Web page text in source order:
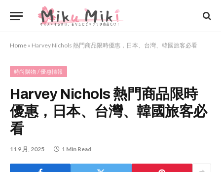
Home » Harvey Nichols 熱門商品限時優惠，日本、台灣、韓國旅客必看
時尚購物 / 優惠情報
Harvey Nichols 熱門商品限時
優惠，日本、台灣、韓國旅客必
看
11 9 月, 2025 1 Min Read